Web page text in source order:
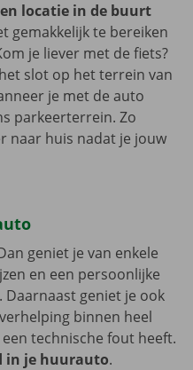
locatie in de buurt
gemakkelijk te bereiken
je liever met de fiets?
slot op het terrein van
je met de auto
parkeerterrein. Zo
naar huis nadat je jouw
geniet je van enkele
en een persoonlijke
geniet je ook
binnen heel
technische fout heeft.
in je huurauto.